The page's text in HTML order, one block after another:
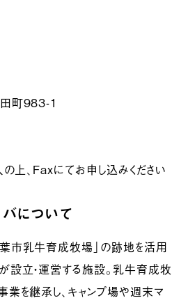
町983-1
上、Faxにてお申し込みください
について
市乳牛育成牧場」の跡地を活用
設立・運営する施設。乳牛育成牧
を継承し、キャンプ場や週末マ